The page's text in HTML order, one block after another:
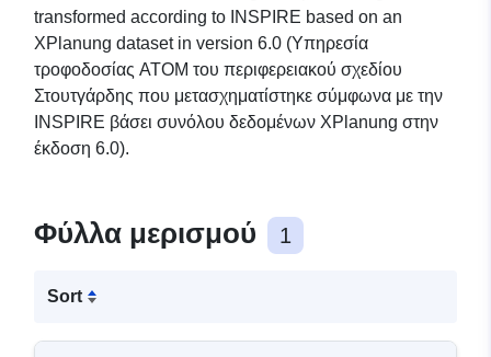
transformed according to INSPIRE based on an
XPlanung dataset in version 6.0 (Υπηρεσία
τροφοδοσίας ATOM του περιφερειακού σχεδίου
Στουτγάρδης που μετασχηματίστηκε σύμφωνα με την
INSPIRE βάσει συνόλου δεδομένων XPlanung στην
έκδοση 6.0).
Φύλλα μερισμού 1
Sort